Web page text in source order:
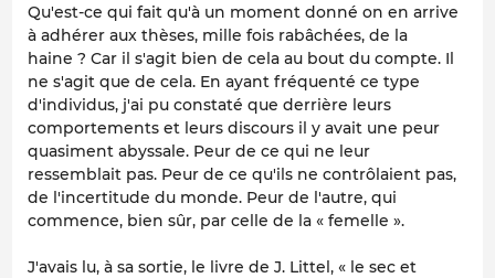
Qu'est-ce qui fait qu'à un moment donné on en arrive
à adhérer aux thèses, mille fois rabâchées, de la
haine ? Car il s'agit bien de cela au bout du compte. Il
ne s'agit que de cela. En ayant fréquenté ce type
d'individus, j'ai pu constaté que derrière leurs
comportements et leurs discours il y avait une peur
quasiment abyssale. Peur de ce qui ne leur
ressemblait pas. Peur de ce qu'ils ne contrôlaient pas,
de l'incertitude du monde. Peur de l'autre, qui
commence, bien sûr, par celle de la « femelle ».
J'avais lu, à sa sortie, le livre de J. Littel, « le sec et